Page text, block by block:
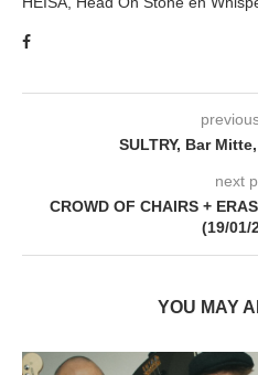
SULTRY, Bar
next
CROWD OF CHAIRS +
(19/01/
YOU MAY